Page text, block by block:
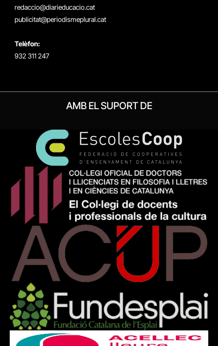
redaccio@diarieducacio.cat
publicitat@periodismeplural.cat
Telèfon:
932 311 247
AMB EL SUPORT DE